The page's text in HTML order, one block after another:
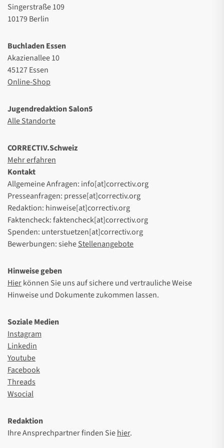
Singerstraße 109
10179 Berlin
Buchladen Essen
Akazienallee 10
45127 Essen
Online-Shop
Jugendredaktion Salon5
Alle Standorte
CORRECTIV.Schweiz
Mehr erfahren
Kontakt
Allgemeine Anfragen: info[at]correctiv.org
Presseanfragen: presse[at]correctiv.org
Redaktion: hinweise[at]correctiv.org
Faktencheck: faktencheck[at]correctiv.org
Spenden: unterstuetzen[at]correctiv.org
Bewerbungen: sieheStellenangebote
Hinweise geben
Hierkönnen Sie uns auf sichere und vertrauliche Weise
Hinweise und Dokumente zukommen lassen.
Soziale Medien
Instagram
Linkedin
Youtube
Facebook
Threads
Wsocial
Redaktion
Ihre Ansprechpartner finden Siehier.